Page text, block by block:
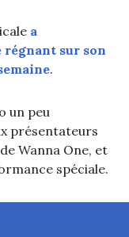
a
régnant sur son
.
un peu
présentateurs
Wanna One, et
spéciale.